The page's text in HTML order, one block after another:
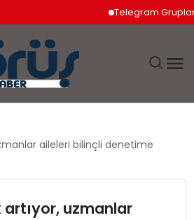
Telegram Grupları
aileleri bilinçli denetime
artıyor, uzmanlar